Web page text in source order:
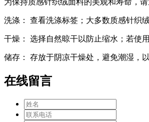
洗涤： 查看洗涤标签；大多数质感针织
干燥： 选择自然晾干以防止缩水；若使
储存： 存放于阴凉干燥处，避免潮湿，
在线留言